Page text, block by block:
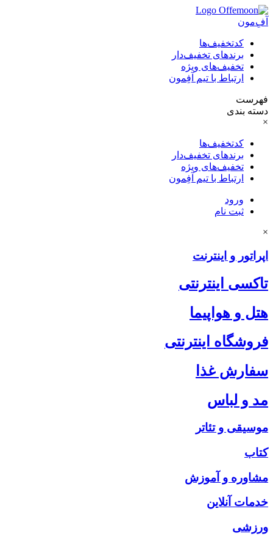
آفِ‌مون
کدتخفیف‌ها
برندهای تخفیف‌دار
تخفیف‌های ویژه
ارتباط با تیم آفِمون
فهرست
دسته بندی
×
کدتخفیف‌ها
برندهای تخفیف‌دار
تخفیف‌های ویژه
ارتباط با تیم آفِمون
ورود
ثبت نام
×
اپراتور و اینترنت
تاکسی اینترنتی
هتل و هواپیما
فروشگاه اینترنتی
سفارش غذا
مد و لباس
موسیقی و تئاتر
کتاب
مشاوره و آموزش
خدمات آنلاین
ورزشی